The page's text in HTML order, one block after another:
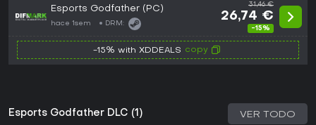
Esports Godfather (PC)
hace 1sem DRM:
31,46 €
26,74 €
-15%
-15% with XDDEALS copy
Esports Godfather DLC (1) VER TODO